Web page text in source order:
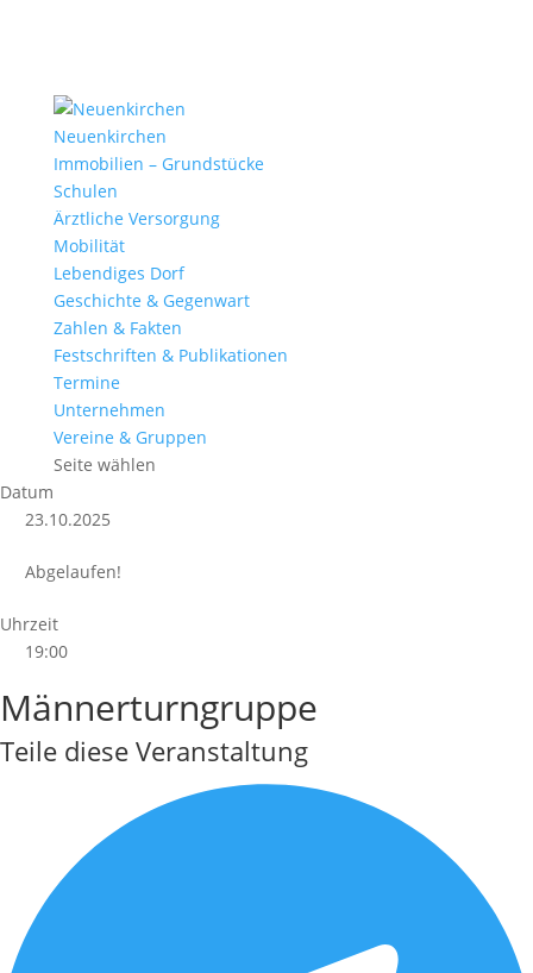
Neuenkirchen
Immobilien – Grundstücke
Schulen
Ärztliche Versorgung
Mobilität
Lebendiges Dorf
Geschichte & Gegenwart
Zahlen & Fakten
Festschriften & Publikationen
Termine
Unternehmen
Vereine & Gruppen
Seite wählen
Datum
23.10.2025
Abgelaufen!
Uhrzeit
19:00
Männerturngruppe
Teile diese Veranstaltung